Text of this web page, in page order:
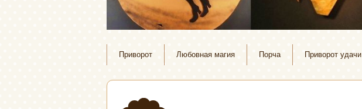
Приворот Любовная магия Порча Приворот удачи